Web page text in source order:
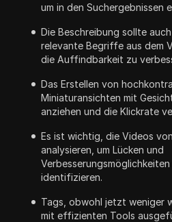
um in den Suchergebnissen
Die Beschreibung sollte
relevante Begriffe aus dem
die Auffindbarkeit zu
Das Erstellen von
Miniaturansichten mit
anziehen und die Klickrate
Es ist wichtig, die Videos
analysieren, um Lücken und
identifizieren.
Tags, obwohl jetzt weniger
mit effizienten Tools